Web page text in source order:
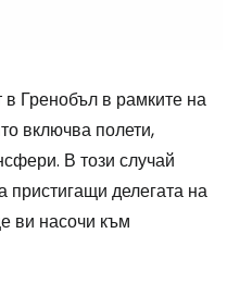
в Гренобъл в рамките на
включва полети,
В този случай
пристигащи делегата на
ви насочи към